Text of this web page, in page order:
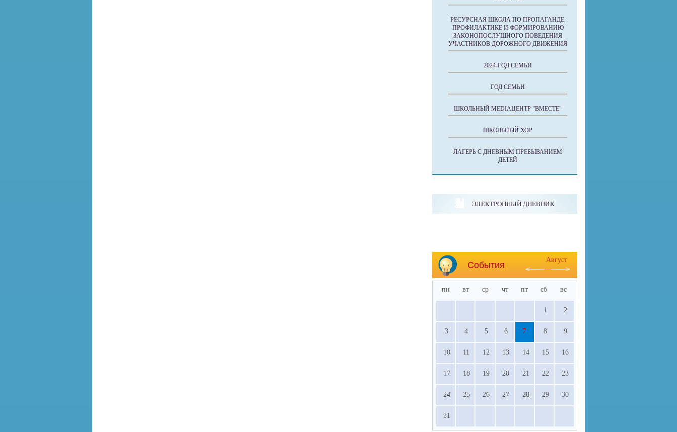
РЕСУРСНАЯ ШКОЛА ПО ПРОПАГАНДЕ,
ПРОФИЛАКТИКЕ И ФОРМИРОВАНИЮ
ЗАКОНОПОСЛУШНОГО ПОВЕДЕНИЯ
УЧАСТНИКОВ ДОРОЖНОГО ДВИЖЕНИЯ
2024-ГОД СЕМЬИ
ГОД СЕМЬИ
ШКОЛЬНЫЙ MEDIAЦЕНТР "ВМЕСТЕ"
ШКОЛЬНЫЙ ХОР
ЛАГЕРЬ С ДНЕВНЫМ ПРЕБЫВАНИЕМ
ДЕТЕЙ
ЭЛЕКТРОННЫЙ ДНЕВНИК
События
Август
пн вт ср чт пт сб вс
1 2
3 4 5 6 7 8 9
10 11 12 13 14 15 16
17 18 19 20 21 22 23
24 25 26 27 28 29 30
31